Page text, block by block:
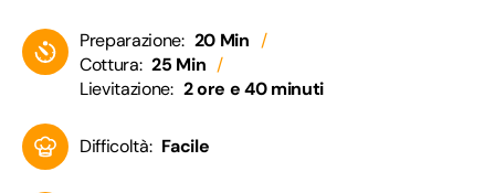
Preparazione: 20 Min
Cottura: 25 Min
Lievitazione: 2 ore e 40 minuti
Difficoltà: Facile